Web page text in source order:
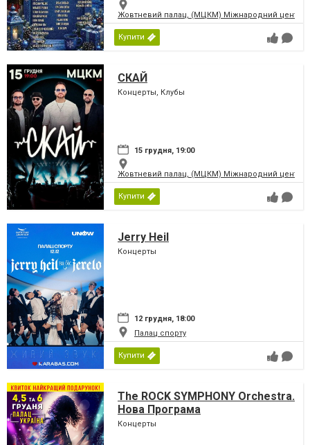
Жовтневий палац, (МЦКМ) Міжнародний центр
Купити
СКАЙ
Концерты, Клубы
15 грудня, 19:00
Жовтневий палац, (МЦКМ) Міжнародний центр
Купити
Jerry Heil
Концерты
12 грудня, 18:00
Палац спорту
Купити
The ROCK SYMPHONY Orchestra.
Нова Програма
Концерты